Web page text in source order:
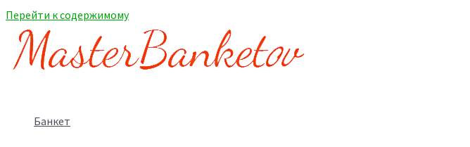
Перейти к содержимому
Банкет